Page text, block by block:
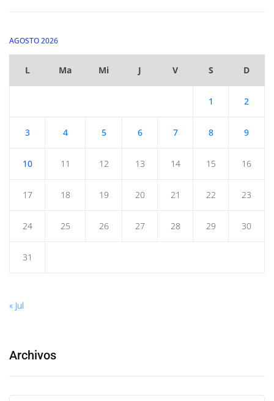
AGOSTO 2026
L Ma Mi J V S D
1 2
3 4 5 6 7 8 9
10 11 12 13 14 15 16
17 18 19 20 21 22 23
24 25 26 27 28 29 30
31
« Jul
Archivos